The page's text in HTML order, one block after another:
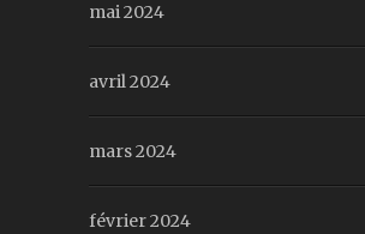
mai 2024
avril 2024
mars 2024
février 2024